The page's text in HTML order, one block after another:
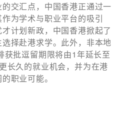
交汇点，中国香港正通过一
为学术与职业平台的吸引
计划新政，中国香港掀起了
择赴港求学。此外，非本地
获批逗留期限将由1年延长至
长久的就业机会，并为在港
职业可能。